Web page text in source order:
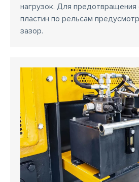
нагрузок. Для предотвращения
пластин по рельсам
зазор.